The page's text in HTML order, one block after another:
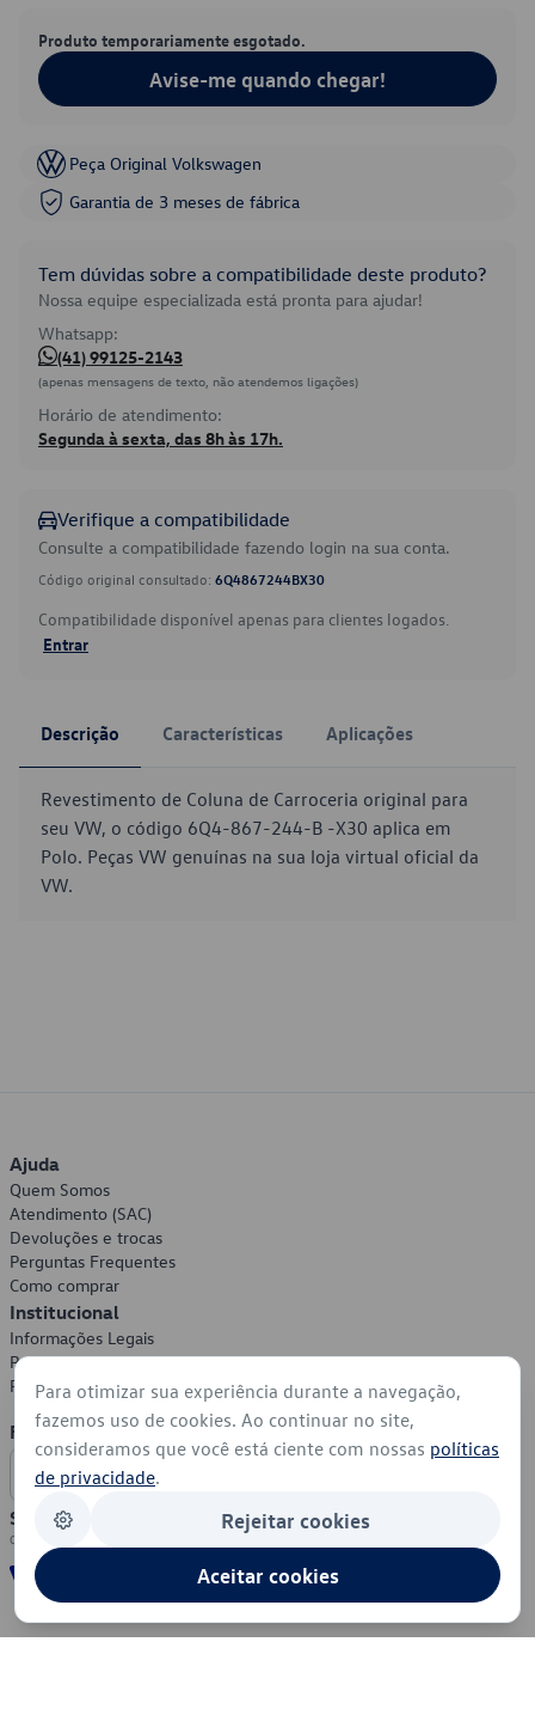
Produto temporariamente esgotado.
Avise-me quando chegar!
Peça Original Volkswagen
Garantia de 3 meses de fábrica
Tem dúvidas sobre a compatibilidade deste produto?
Nossa equipe especializada está pronta para ajudar!
Whatsapp:
(41) 99125-2143
(apenas mensagens de texto, não atendemos ligações)
Horário de atendimento:
Segunda à sexta, das 8h às 17h.
Verifique a compatibilidade
Consulte a compatibilidade fazendo login na sua conta.
Código original consultado: 6Q4867244BX30
Compatibilidade disponível apenas para clientes logados.
Entrar
Descrição Características Aplicações
Revestimento de Coluna de Carroceria original para
seu VW, o código 6Q4-867-244-B -X30 aplica em
Polo. Peças VW genuínas na sua loja virtual oficial da
VW.
Ajuda
Quem Somos
Atendimento (SAC)
Devoluções e trocas
Perguntas Frequentes
Como comprar
Institucional
Informações Legais
Política de Privacidade
Política de Cookies
Formas de Pagamento
Segurança
Para otimizar sua experiência durante a navegação,
fazemos uso de cookies. Ao continuar no site,
consideramos que você está ciente com nossas políticas
de privacidade.
Rejeitar cookies
Aceitar cookies